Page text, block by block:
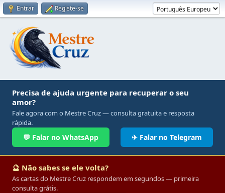
Entrar Registe-se
Precisa de ajuda urgente para recuperar o seu
amor?
Fale agora com o Mestre Cruz — consulta gratuita e resposta
rápida.
💬 Falar no WhatsApp ✈ Falar no Telegram
🔮 Não sabes se ele volta?
As cartas do Mestre Cruz respondem em segundos — primeira
consulta grátis.